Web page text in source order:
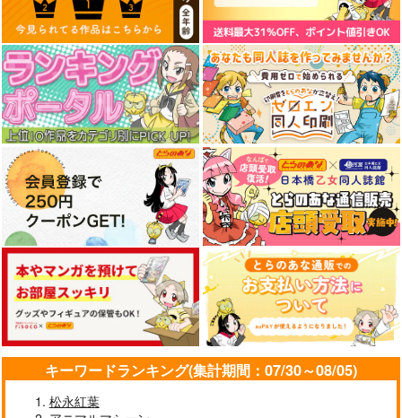
キーワードランキング(集計期間：07/30～08/05)
松永紅葉